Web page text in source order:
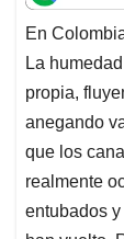
t
s
A
p
p
e
b
o
o
k
En
La
propia,
anegando
que los
realmente
entubados